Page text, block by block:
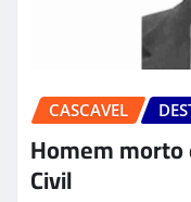
CASCAVEL
Homem morto
Civil